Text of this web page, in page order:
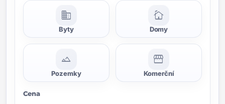
domain
Byty
cottage
Domy
landscape
Pozemky
storefront
Komerční
Cena